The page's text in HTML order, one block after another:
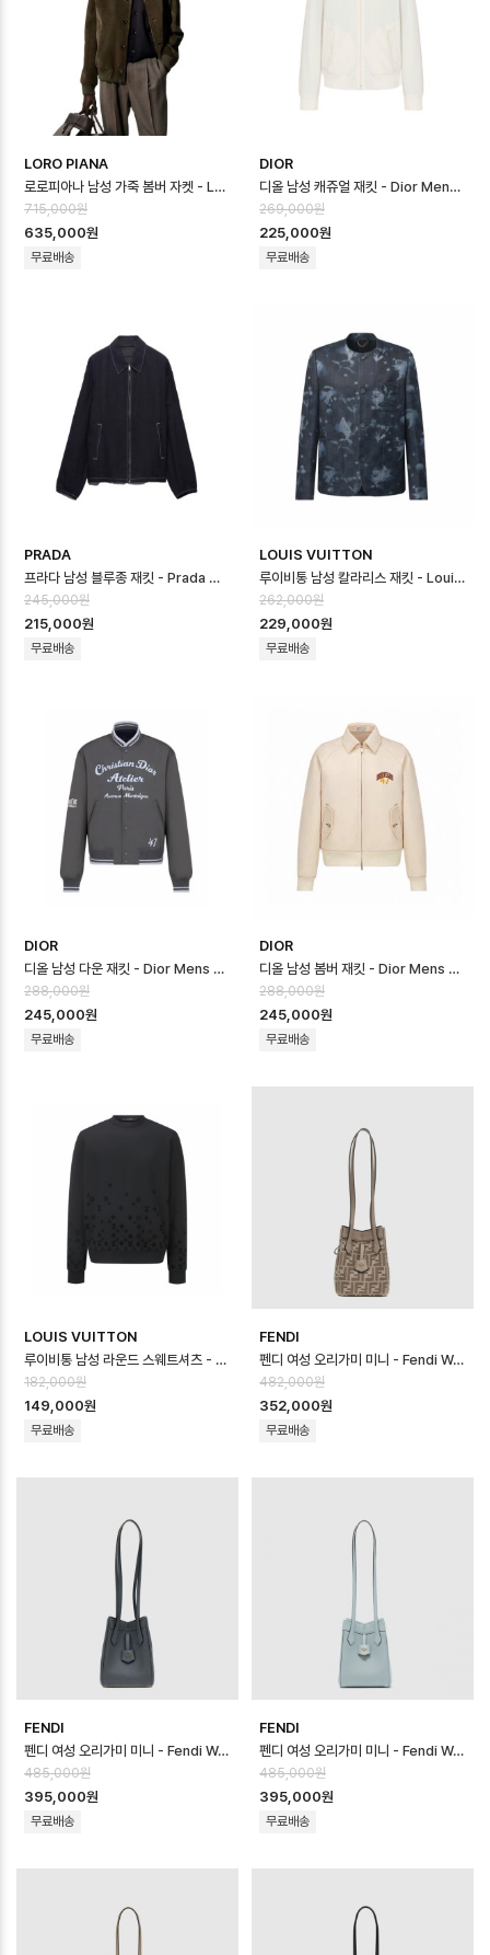
LORO PIANA
로로피아나 남성 가죽 봄버 자켓 - Loro Piana Mens Leather Jacket…
715,000원
635,000원
무료배송
DIOR
디올 남성 캐쥬얼 재킷 - Dior Mens Casual Jacket - dic16662x
269,000원
225,000원
무료배송
PRADA
프라다 남성 블루종 재킷 - Prada Mens Blouson Jacket - prc166…
245,000원
215,000원
무료배송
LOUIS VUITTON
루이비통 남성 칼라리스 재킷 - Louis vuitton Mens Embellished C…
262,000원
229,000원
무료배송
DIOR
디올 남성 다운 재킷 - Dior Mens Down Jacket - dic16659x
288,000원
245,000원
무료배송
DIOR
디올 남성 봄버 재킷 - Dior Mens Bomber Jacket - dic16658x
288,000원
245,000원
무료배송
LOUIS VUITTON
루이비통 남성 라운드 스웨트셔츠 - Louis vuitton Mens Round Sweat…
182,000원
149,000원
무료배송
FENDI
펜디 여성 오리가미 미니 - Fendi Womens Origami Mini - feb170…
482,000원
352,000원
무료배송
FENDI
펜디 여성 오리가미 미니 - Fendi Womens Origami Mini - feb170…
485,000원
395,000원
무료배송
FENDI
펜디 여성 오리가미 미니 - Fendi Womens Origami Mini - feb170…
485,000원
395,000원
무료배송